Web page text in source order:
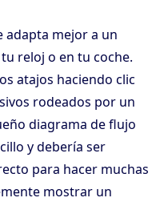
adapta mejor a un
reloj o en tu coche.
atajos haciendo clic
rodeados por un
diagrama de flujo
y debería ser
para hacer muchas
mostrar un